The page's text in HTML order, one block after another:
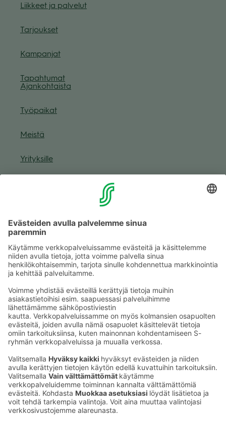
Liik­keet ja pal­ve­lut
Tar­jouk­set
Kam­pan­jat
Tapah­tu­mat
Ajan­koh­taista
Työ­pai­kat
Meistä
Yri­tyk­sille
Muuta eväs­tea­se­tuk­sia & eväs­tein­for­maa­tio
Tie­to­suo­ja­se­loste (Arina)
Kaup­pa­kes­kus
Ma-pe
9–20
La
9–19
Su
11–18
Katso poik­keus­au­kio­lottäältä
Iso­katu 22–25,
90100 Oulu